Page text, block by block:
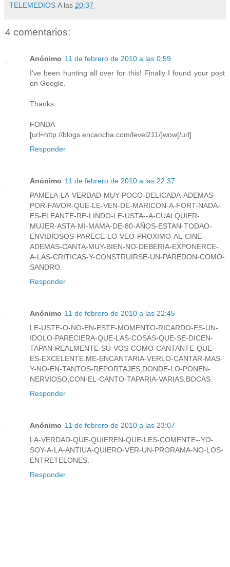
TELEMEDIOS A las 20:37
4 comentarios:
Anónimo 11 de febrero de 2010 a las 0:59
I've been hunting all over for this! Finally I found your post
on Google.
Thanks.
FONDA
[url=http://blogs.encancha.com/level211/]wow[/url]
Responder
Anónimo 11 de febrero de 2010 a las 22:37
PAMELA-LA-VERDAD-MUY-POCO-DELICADA-ADEMAS-
POR-FAVOR-QUE-LE-VEN-DE-MARICON-A-FORT-NADA-
ES-ELEANTE-RE-LINDO-LE-USTA--A-CUALQUIER-
MUJER-ASTA-MI-MAMA-DE-80-AÑOS-ESTAN-TODAO-
ENVIDIOSOS-PARECE-LO-VEO-PROXIMO-AL-CINE-
ADEMAS-CANTA-MUY-BIEN-NO-DEBERIA-EXPONERCE-
A-LAS-CRITICAS-Y-CONSTRUIRSE-UN-PAREDON-COMO-
SANDRO.
Responder
Anónimo 11 de febrero de 2010 a las 22:45
LE-USTE-O-NO-EN-ESTE-MOMENTO-RICARDO-ES-UN-
IDOLO-PARECIERA-QUE-LAS-COSAS-QUE-SE-DICEN-
TAPAN-REALMENTE-SU-VOS-COMO-CANTANTE-QUE-
ES-EXCELENTE.ME-ENCANTARIA-VERLO-CANTAR-MAS-
Y-NO-EN-TANTOS-REPORTAJES,DONDE-LO-PONEN-
NERVIOSO,CON-EL-CANTO-TAPARIA-VARIAS,BOCAS.
Responder
Anónimo 11 de febrero de 2010 a las 23:07
LA-VERDAD-QUE-QUIEREN-QUE-LES-COMENTE--YO-
SOY-A-LA-ANTIUA-QUIERO-VER-UN-PRORAMA-NO-LOS-
ENTRETELONES.
Responder